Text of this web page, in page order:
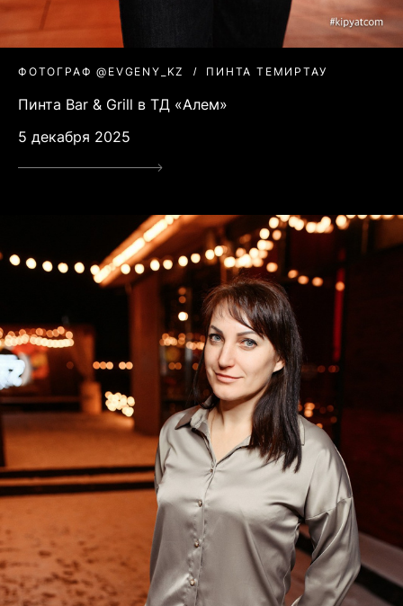
ФОТОГРАФ @EVGENY_KZ ПИНТА ТЕМИРТАУ
Пинта Bar & Grill в ТД «Алем»
5 декабря 2025